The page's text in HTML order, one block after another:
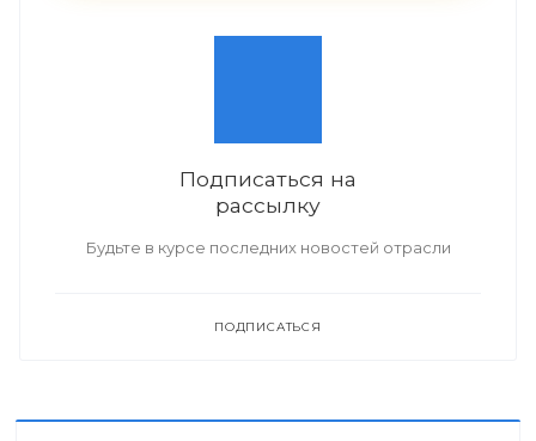
Подписаться на
рассылку
Будьте в курсе последних новостей отрасли
ПОДПИСАТЬСЯ